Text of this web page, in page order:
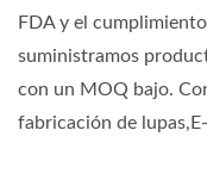
FDA y el
suministramos
con un MOQ bajo.
fabricación de